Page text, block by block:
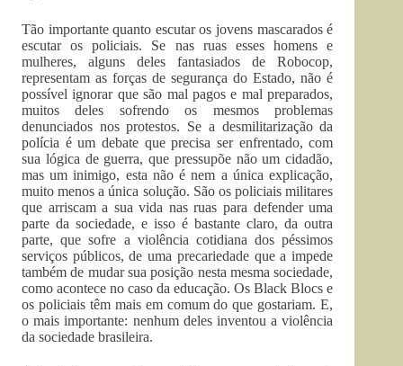
Tão importante quanto escutar os jovens mascarados é
escutar os policiais. Se nas ruas esses homens e
mulheres, alguns deles fantasiados de Robocop,
representam as forças de segurança do Estado, não é
possível ignorar que são mal pagos e mal preparados,
muitos deles sofrendo os mesmos problemas
denunciados nos protestos. Se a desmilitarização da
polícia é um debate que precisa ser enfrentado, com
sua lógica de guerra, que pressupõe não um cidadão,
mas um inimigo, esta não é nem a única explicação,
muito menos a única solução. São os policiais militares
que arriscam a sua vida nas ruas para defender uma
parte da sociedade, e isso é bastante claro, da outra
parte, que sofre a violência cotidiana dos péssimos
serviços públicos, de uma precariedade que a impede
também de mudar sua posição nesta mesma sociedade,
como acontece no caso da educação. Os Black Blocs e
os policiais têm mais em comum do que gostariam. E,
o mais importante: nenhum deles inventou a violência
da sociedade brasileira.